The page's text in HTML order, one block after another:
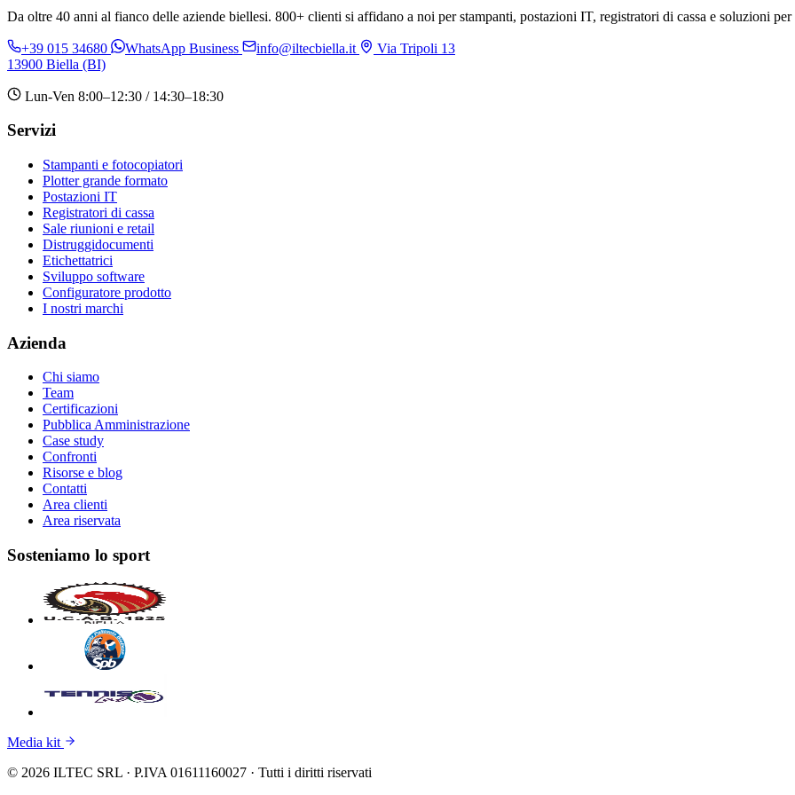
Da oltre 40 anni al fianco delle aziende biellesi. 800+ clienti si affidano a noi per stampanti, postazioni IT, registratori di cassa e soluzioni
+39 015 34680 WhatsApp Business info@iltecbiella.it
Via Tripoli 13
13900 Biella (BI)
Lun-Ven 8:00–12:30 / 14:30–18:30
Servizi
Stampanti e fotocopiatori
Plotter grande formato
Postazioni IT
Registratori di cassa
Sale riunioni e retail
Distruggidocumenti
Etichettatrici
Sviluppo software
Configuratore prodotto
I nostri marchi
Azienda
Chi siamo
Team
Certificazioni
Pubblica Amministrazione
Case study
Confronti
Risorse e blog
Contatti
Area clienti
Area riservata
Sosteniamo lo sport
Media kit
© 2026 ILTEC SRL · P.IVA 01611160027 · Tutti i diritti riservati